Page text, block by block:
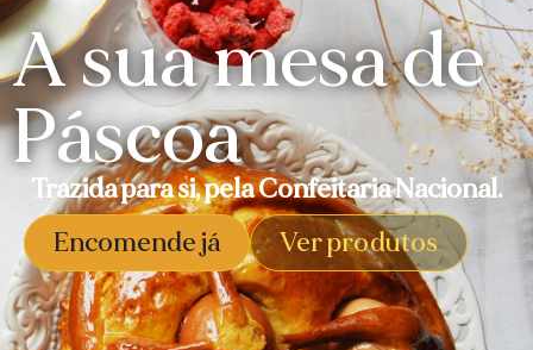
A sua mesa de
Páscoa
Trazida para si, pela Confeitaria Nacional.
Encomende já
Ver produtos